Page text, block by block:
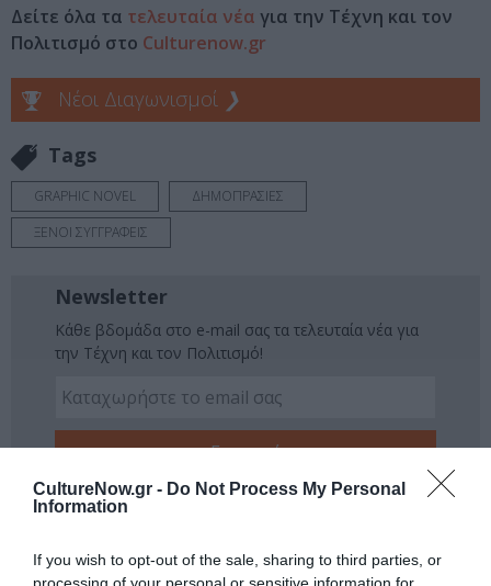
CultureNow.gr - Do Not Process My Personal
Information
If you wish to opt-out of the sale, sharing to third parties, or
Δείτε όλα τα τελευταία νέα για την Τέχνη και τον
Πολιτισμό στο Culturenow.gr
Νέοι Διαγωνισμοί ❯
Tags
GRAPHIC NOVEL
ΔΗΜΟΠΡΑΣΙΕΣ
ΞΕΝΟΙ ΣΥΓΓΡΑΦΕΙΣ
Newsletter
Κάθε βδομάδα στο e-mail σας τα τελευταία νέα για
την Τέχνη και τον Πολιτισμό!
Ακολουθήστε το Culturenow.gr